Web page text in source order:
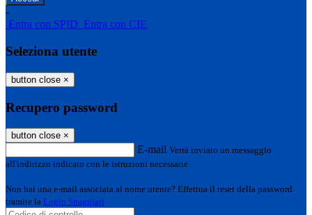
-
Entra con SPID Entra con CIE
Seleziona utente
button close ×
Recupero password
button close ×
E-mail Verrà inviato un messaggio
all'indirizzo indicato con le istruzioni necessarie.
Non hai una e-mail associata al nome utente? Effettua il reset della password
tramite la Login Spaggiari